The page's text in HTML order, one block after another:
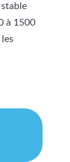
à 1500